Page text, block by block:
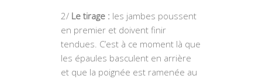
2/ Le tirage : les jambes poussent
en premier et doivent finir
tendues. C’est à ce moment là que
les épaules basculent en arrière
et que la poignée est ramenée au